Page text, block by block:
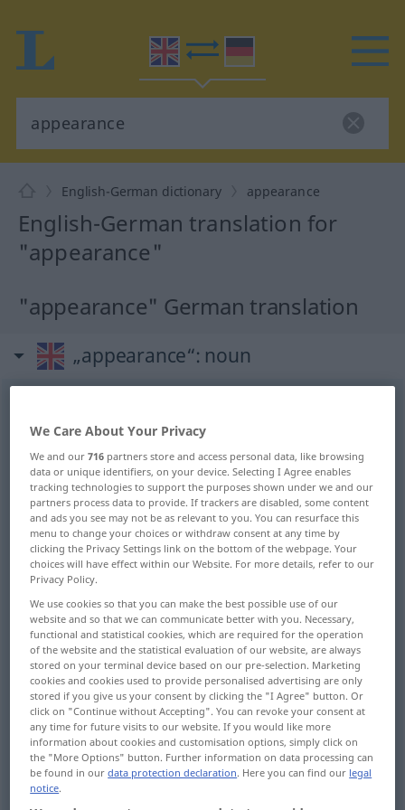
English-German dictionary appearance
English-German translation for
"appearance"
"appearance" German translation
„appearance“: noun
Overview of all translations
(For more details, click/tap on the translation)
Erscheinen, Sichtbarwerden
Auftreten, Vorkommen
äußere Erscheinung, Aussehen, Äußeres,
Anblick
NaturErscheinung, Phänomen
äußerer Schein, AnSchein
Eindruck, Schein Erscheinung
We Care About Your Privacy
We and our716 partners store and access personal data, like browsing
data or unique identifiers, on your device. Selecting I Agree enables
tracking technologies to support the purposes shown under we and our
partners process data to provide. If trackers are disabled, some content
and ads you see may not be as relevant to you. You can resurface this
menu to change your choices or withdraw consent at any time by
clicking the Privacy Settings link on the bottom of the webpage. Your
choices will have effect within our Website. For more details, refer to our
Privacy Policy.
We use cookies so that you can make the best possible use of our
website and so that we can communicate better with you. Necessary,
functional and statistical cookies, which are required for the operation
of the website and the statistical evaluation of our website, are always
stored on your terminal device based on our pre-selection. Marketing
cookies and cookies used to provide personalised advertising are only
stored if you give us your consent by clicking the "I Agree" button. Or
click on "Continue without Accepting". You can revoke your consent at
any time for future visits to our website. If you would like more
information about cookies and customisation options, simply click on
the "More Options" button. Further information on data processing can
be found in ourdata protection declaration. Here you can find our legal
notice.